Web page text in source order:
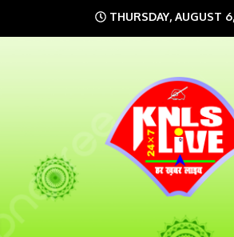
to
THURSDAY, AUGUST
KNLS LIVE
India`s No.1 News Portal